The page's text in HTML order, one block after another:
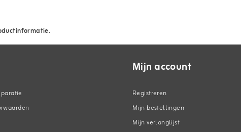
Mijn account
Registreren
Mijn bestellingen
Mijn verlanglijst